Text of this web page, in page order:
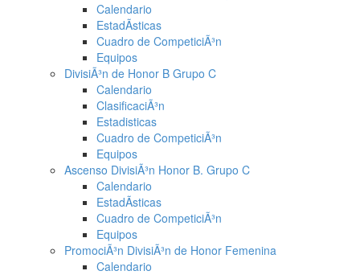
Calendario
EstadÃ­sticas
Cuadro de CompeticiÃ³n
Equipos
DivisiÃ³n de Honor B Grupo C
Calendario
ClasificaciÃ³n
Estadisticas
Cuadro de CompeticiÃ³n
Equipos
Ascenso DivisiÃ³n Honor B. Grupo C
Calendario
EstadÃ­sticas
Cuadro de CompeticiÃ³n
Equipos
PromociÃ³n DivisiÃ³n de Honor Femenina
Calendario